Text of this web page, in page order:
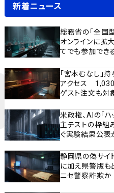
新着ニュース
総務省の「全国
オンラインに拡
てでも参加でき
「宮本むなし」
アクセス 1,030
ゲスト注文も対
米政権、AIの「
主テストの枠組
ぐ実験結果公表
静岡県の偽サイ
に加え県警版も
ニセ警察詐欺か